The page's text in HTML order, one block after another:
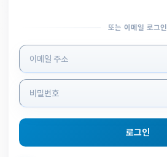
또는 이메일 로그인
로그인 정보 입력
로그인